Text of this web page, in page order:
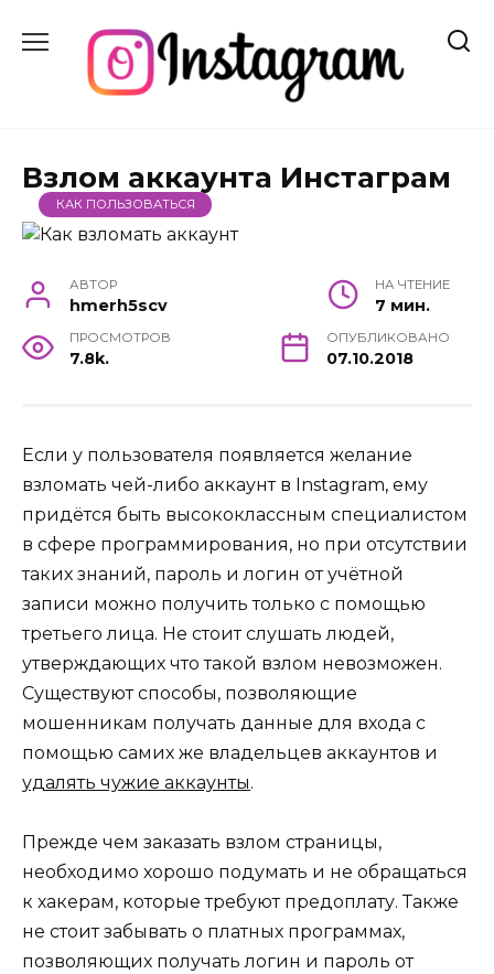
Взлом аккаунта Инстаграм
КАК ПОЛЬЗОВАТЬСЯ
АВТОР
hmerh5scv
НА ЧТЕНИЕ
7 мин.
ПРОСМОТРОВ
7.8k.
ОПУБЛИКОВАНО
07.10.2018
Если у пользователя появляется желание
взломать чей-либо аккаунт в Instagram, ему
придётся быть высококлассным специалистом
в сфере программирования, но при отсутствии
таких знаний, пароль и логин от учётной
записи можно получить только с помощью
третьего лица. Не стоит слушать людей,
утверждающих что такой взлом невозможен.
Существуют способы, позволяющие
мошенникам получать данные для входа с
помощью самих же владельцев аккаунтов и
удалять чужие аккаунты.
Прежде чем заказать взлом страницы,
необходимо хорошо подумать и не обращаться
к хакерам, которые требуют предоплату. Также
не стоит забывать о платных программах,
позволяющих получать логин и пароль от